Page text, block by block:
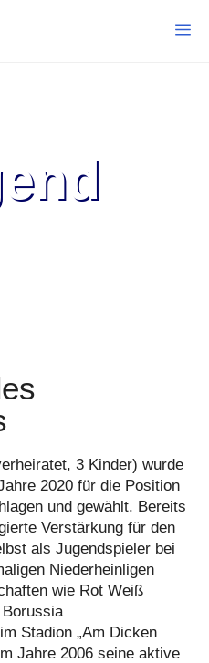
3 Kinder) wurde
2020 für die Position
und gewählt. Bereits
Verstärkung für den
als Jugendspieler bei
Niederheinligen
wie Rot Weiß
Stadion „Am Dicken
Jahre 2006 seine aktive